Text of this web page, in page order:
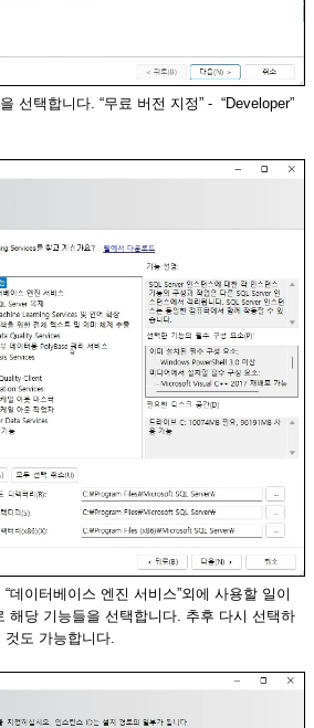
선택합니다. “무료 버전 지정” - “Developer”
데이터베이스 엔진 서비스”외에 사용할 일이
해당 기능들을 선택합니다. 추후 다시 선택하
것도 가능합니다.